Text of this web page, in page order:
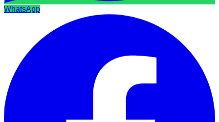
WhatsApp